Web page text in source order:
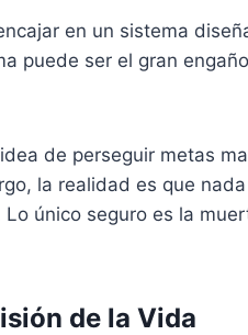
en un sistema
puede ser el gran
de perseguir metas
la realidad es que
único seguro es la
de la Vida